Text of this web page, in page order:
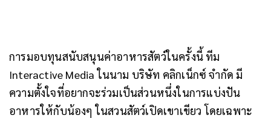
การมอบทุนสนับสนุนค่าอาหารสัตว์ในครั้งนี้ ทีม
Interactive Media ในนาม บริษัท คลิกเน็กซ์ จำกัด มี
ความตั้งใจที่อยากจะร่วมเป็นส่วนหนึ่งในการแบ่งปัน
อาหารให้กับน้องๆ ในสวนสัตว์เปิดเขาเขียว โดยเฉพาะ